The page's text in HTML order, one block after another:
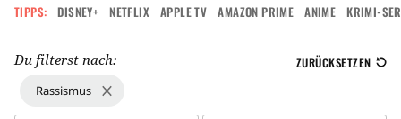
TIPPS: DISNEY+ NETFLIX APPLE TV AMAZON PRIME ANIME KRIMI-
Du filterst nach: ZURÜCKSETZEN
Rassismus